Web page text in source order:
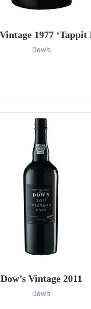
1977 ‘Tappit
Dow's
Dow’s Vintage 2011
Dow's